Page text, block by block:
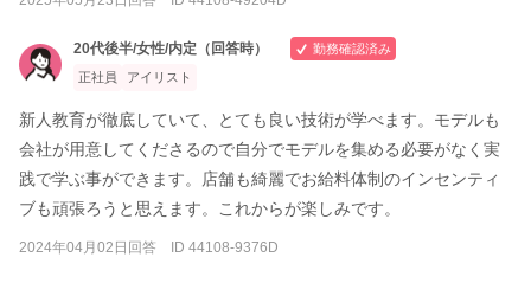
20代後半/女性/内定（回答時）
勤務確認済み
正社員
アイリスト
新人教育が徹底していて、とても良い技術が学べます。モデルも
会社が用意してくださるので自分でモデルを集める必要がなく実
践で学ぶ事ができます。店舗も綺麗でお給料体制のインセンティ
ブも頑張ろうと思えます。これからが楽しみです。
2024年04月02日回答 ID 44108-9376D